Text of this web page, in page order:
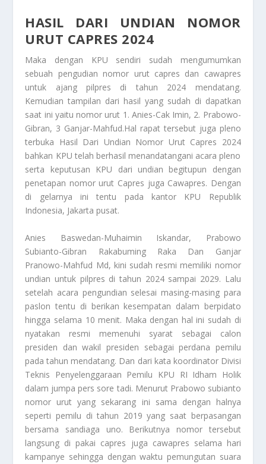
HASIL DARI UNDIAN NOMOR
URUT CAPRES 2024
Maka dengan KPU sendiri sudah mengumumkan
sebuah pengudian nomor urut capres dan cawapres
untuk ajang pilpres di tahun 2024 mendatang.
Kemudian tampilan dari hasil yang sudah di dapatkan
saat ini yaitu nomor urut 1. Anies-Cak Imin, 2. Prabowo-
Gibran, 3 Ganjar-Mahfud.Hal rapat tersebut juga pleno
terbuka
Hasil Dari Undian Nomor Urut Capres 2024
bahkan KPU telah berhasil menandatangani acara pleno
serta keputusan KPU dari undian begitupun dengan
penetapan nomor urut Capres juga Cawapres. Dengan
di gelarnya ini tentu pada kantor KPU Republik
Indonesia, Jakarta pusat.
Anies Baswedan-Muhaimin Iskandar, Prabowo
Subianto-Gibran Rakabuming Raka Dan Ganjar
Pranowo-Mahfud Md, kini sudah resmi memiliki nomor
undian untuk pilpres di tahun 2024 sampai 2029. Lalu
setelah acara pengundian selesai masing-masing para
paslon tentu di berikan kesempatan dalam berpidato
hingga selama 10 menit. Maka dengan hal ini sudah di
nyatakan resmi memenuhi syarat sebagai calon
presiden dan wakil presiden sebagai perdana pemilu
pada tahun mendatang. Dan dari kata koordinator Divisi
Teknis Penyelenggaraan Pemilu KPU RI Idham Holik
dalam jumpa pers sore tadi. Menurut Prabowo subianto
nomor urut yang sekarang ini sama dengan halnya
seperti pemilu di tahun 2019 yang saat berpasangan
bersama sandiaga uno. Berikutnya nomor tersebut
langsung di pakai capres juga cawapres selama hari
kampanye sehingga dengan waktu pemungutan suara